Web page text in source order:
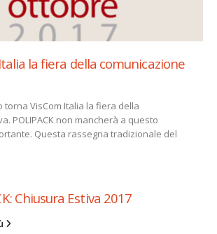
la fiera della comunicazione
torna VisCom Italia la fiera della
POLIPACK non mancherà a questo
Questa rassegna tradizionale del
Chiusura Estiva 2017